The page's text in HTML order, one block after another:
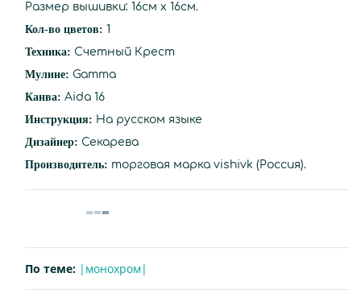
Размер вышивки: 16см х 16см.
Кол-во цветов: 1
Техника: Счетный Крест
Мулине: Gamma
Канва: Aida 16
Инструкция: На русском языке
Дизайнер: Секарева
Производитель: торговая марка vishivk (Россия).
По теме: |монохром|